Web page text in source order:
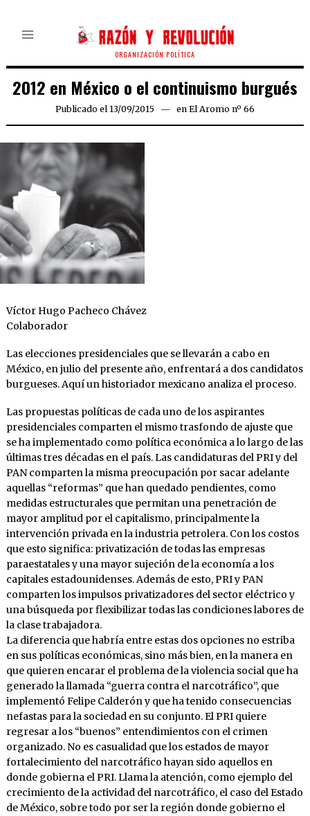
ORGANIZACIÓN POLÍTICA
2012 en México o el continuismo burgués
Publicado el 13/09/2015 en El Aromo nº 66
Víctor Hugo Pacheco Chávez
Colaborador
Las elecciones presidenciales que se llevarán a cabo en
México, en julio del presente año, enfrentará a dos candidatos
burgueses. Aquí un historiador mexicano analiza el proceso.
Las propuestas políticas de cada uno de los aspirantes
presidenciales comparten el mismo trasfondo de ajuste que
se ha implementado como política económica a lo largo de las
últimas tres décadas en el país. Las candidaturas del PRI y del
PAN comparten la misma preocupación por sacar adelante
aquellas “reformas” que han quedado pendientes, como
medidas estructurales que permitan una penetración de
mayor amplitud por el capitalismo, principalmente la
intervención privada en la industria petrolera. Con los costos
que esto significa: privatización de todas las empresas
paraestatales y una mayor sujeción de la economía a los
capitales estadounidenses. Además de esto, PRI y PAN
comparten los impulsos privatizadores del sector eléctrico y
una búsqueda por flexibilizar todas las condiciones labores de
la clase trabajadora.
La diferencia que habría entre estas dos opciones no estriba
en sus políticas económicas, sino más bien, en la manera en
que quieren encarar el problema de la violencia social que ha
generado la llamada “guerra contra el narcotráfico”, que
implementó Felipe Calderón y que ha tenido consecuencias
nefastas para la sociedad en su conjunto. El PRI quiere
regresar a los “buenos” entendimientos con el crimen
organizado. No es casualidad que los estados de mayor
fortalecimiento del narcotráfico hayan sido aquellos en
donde gobierna el PRI. Llama la atención, como ejemplo del
crecimiento de la actividad del narcotráfico, el caso del Estado
de México, sobre todo por ser la región donde gobierno el